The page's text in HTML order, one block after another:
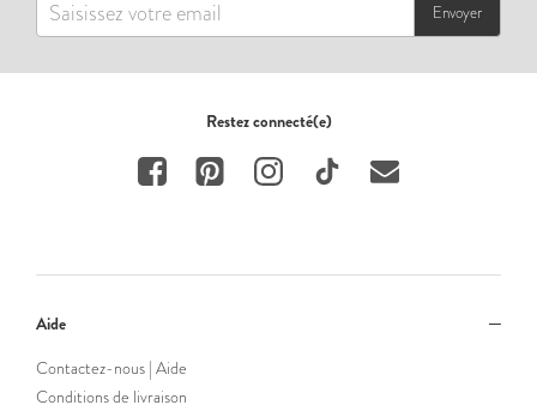
Envoyer
Restez connecté(e)
Aide
Contactez-nous | Aide
Conditions de livraison